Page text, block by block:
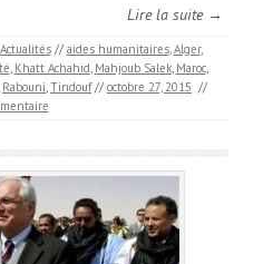
Lire la suite →
Actualités // aides humanitaires,Alger,
, Khatt Achahid, Mahjoub Salek, Maroc,
Rabouni,Tindouf // octobre 27, 2015 //